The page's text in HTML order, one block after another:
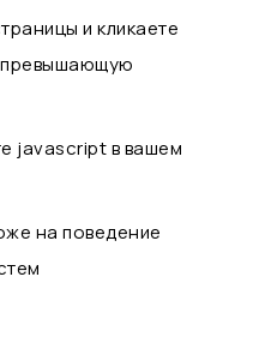
и кликаете
javascript в вашем
на поведение